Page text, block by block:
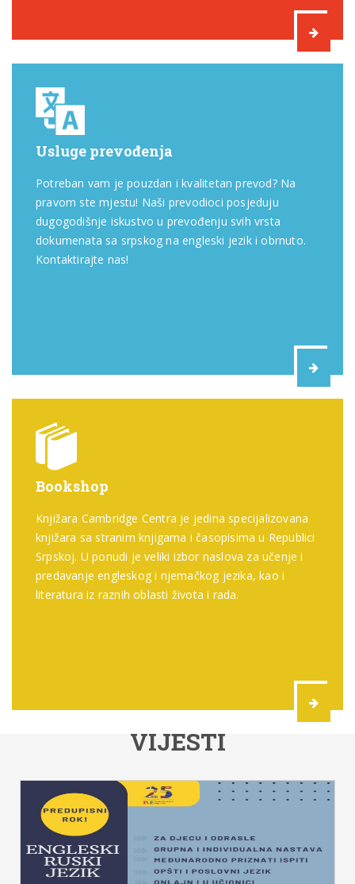
Usluge prevođenja
Potreban vam je pouzdan i kvalitetan prevod? Na
pravom ste mjestu! Naši prevodioci posjeduju
dugogodišnje iskustvo u prevođenju svih vrsta
dokumenata sa srpskog na engleski jezik i obrnuto.
Kontaktirajte nas!
Bookshop
Knjižara Cambridge Centra je jedina specijalizovana
knjižara sa stranim knjigama i časopisima u Republici
Srpskoj. U ponudi je veliki izbor naslova za učenje i
predavanje engleskog i njemačkog jezika, kao i
literatura iz raznih oblasti života i rada.
VIJESTI